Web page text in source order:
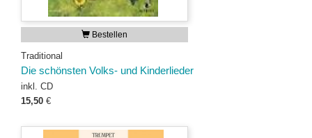
Bestellen
Traditional
Die schönsten Volks- und Kinderlieder
inkl. CD
15,50 €